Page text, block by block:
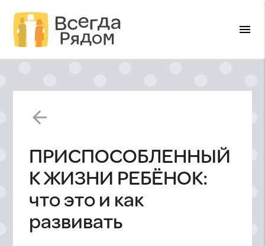
menu
arrow_back
ПРИСПОСОБЛЕННЫЙ
К ЖИЗНИ РЕБЁНОК:
что это и как
развивать